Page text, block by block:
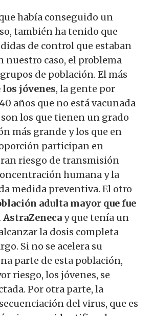
había conseguido un
también ha tenido que
de control que estaban
nuestro caso, el problema
de población. El más
los jóvenes, la gente por
años que no está vacunada
son los que tienen un grado
más grande y los que en
participan en
riesgo de transmisión
humana y la
medida preventiva. El otro
adulta mayor que fue
AstraZenecay que tenía un
la dosis completa
Si no se acelera su
parte de esta población,
riesgo, los jóvenes, se
Por otra parte, la
del virus, que es